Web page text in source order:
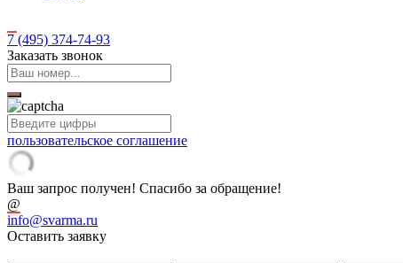
7 (495) 374-74-93
Заказать звонок
пользовательское соглашение
Ваш запрос получен! Спасибо за обращение!
@
info@svarma.ru
Оставить заявку